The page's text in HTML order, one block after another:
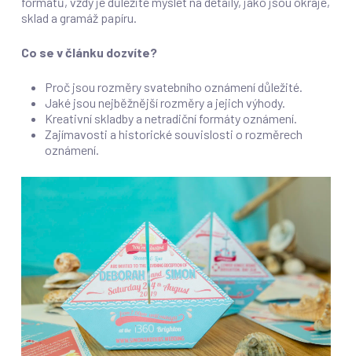
sklad a gramáž papíru.
Co se v článku dozvíte?
Proč jsou rozměry svatebního oznámení důležité.
Jaké jsou nejběžnější rozměry a jejich výhody.
Kreativní skladby a netradiční formáty oznámení.
Zajímavosti a historické souvislosti o rozměrech
oznámení.